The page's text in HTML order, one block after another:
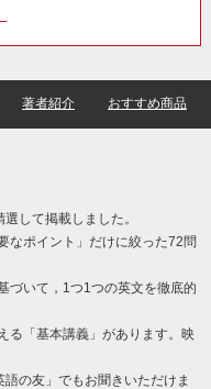
著者紹介 おすすめ商品
して掲載しました。
ポイント」だけに絞った72問
いて，1つ1つの英文を徹底的
「基本講義」があります。映
の友」でもお聞きいただけま